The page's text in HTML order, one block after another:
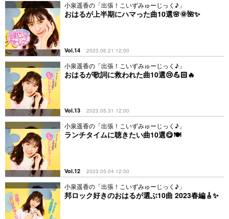
小泉遥香の「出張！こいずみゅーじっく♪」
おはるが上半期にハマった曲10選🌸🌞🌺✨
Vol.14 2023.06.21 12:00
小泉遥香の「出張！こいずみゅーじっく♪」
おはるが歌詞に救われた曲10選😢💪🏻🔥
Vol.13 2023.05.31 12:00
小泉遥香の「出張！こいずみゅーじっく♪」
ランチタイムに聴きたい曲10選😋🍽
Vol.12 2023.05.04 12:00
小泉遥香の「出張！こいずみゅーじっく♪」
邦ロック好きのおはるが選ぶ10曲 2023春編🎸✨